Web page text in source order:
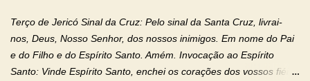
Terço de Jericó Sinal da Cruz: Pelo sinal da Santa Cruz, livrai-
nos, Deus, Nosso Senhor, dos nossos inimigos. Em nome do Pai
e do Filho e do Espírito Santo. Amém. Invocação ao Espírito
Santo: Vinde Espírito Santo, enchei os corações dos vossos fiéis